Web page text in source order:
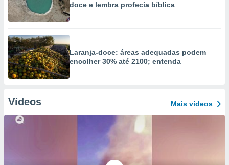
doce e lembra profecia bíblica
Laranja-doce: áreas adequadas podem
encolher 30% até 2100; entenda
Vídeos Mais vídeos